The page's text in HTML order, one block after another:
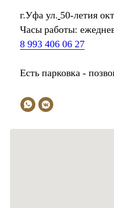
г.Уфа ул. 50-летия
Часы работы:
8 993 406 06 27
Есть парковка -